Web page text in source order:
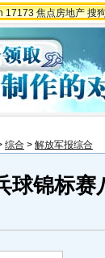
17173 焦点房地产 搜
综合 > 解放军报综合
球锦标赛